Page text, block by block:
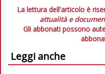
La lettura dell'articolo è
attualità e
Gli abbonati possono
Leggi anche